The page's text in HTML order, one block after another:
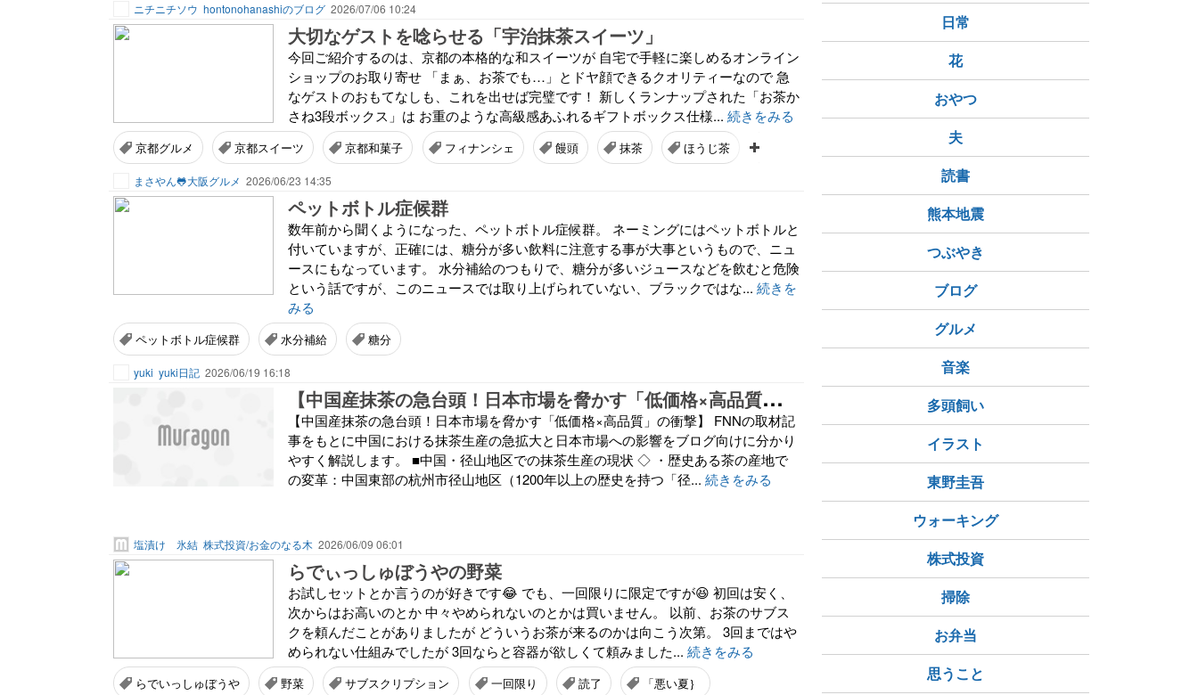
ニチニチソウ hontonohanashiのブログ 2026/07/06 10:24
大切なゲストを唸らせる「宇治抹茶スイーツ」
今回ご紹介するのは、京都の本格的な和スイーツが 自宅で手軽に楽しめるオンライン
ショップのお取り寄せ 「まぁ、お茶でも…」とドヤ顔できるクオリティーなので 急
なゲストのおもてなしも、これを出せば完璧です！ 新しくランナップされた「お茶か
さね3段ボックス」は お重のような高級感あふれるギフトボックス仕様... 続きをみる
京都グルメ 京都スイーツ 京都和菓子 フィナンシェ 饅頭 抹茶 ほうじ茶 オンラインショップ
まさやん🐸大阪グルメ 2026/06/23 14:35
ペットボトル症候群
数年前から聞くようになった、ペットボトル症候群。 ネーミングにはペットボトルと
付いていますが、正確には、糖分が多い飲料に注意する事が大事というもので、ニュ
ースにもなっています。 水分補給のつもりで、糖分が多いジュースなどを飲むと危険
という話ですが、このニュースでは取り上げられていない、ブラックではな... 続きを
みる
ペットボトル症候群 水分補給 糖分
yuki yuki日記 2026/06/19 16:18
【
中国産抹茶の急台頭！日本市場を脅かす「低価格×高品質」の衝撃】
【中国産抹茶の急台頭！日本市場を脅かす「低価格×高品質」の衝撃】 FNNの取材記
事をもとに中国における抹茶生産の急拡大と日本市場への影響をブログ向けに分かり
やすく解説します。 ■中国・径山地区での抹茶生産の現状 ◇ ・歴史ある茶の産地で
の変革：中国東部の杭州市径山地区（1200年以上の歴史を持つ「径... 続きをみる
塩漬け 氷結 株式投資/お金のなる木 2026/06/09 06:01
らでぃっしゅぼうやの野菜
お試しセットとか言うのが好きです😂 でも、一回限りに限定ですが😆 初回は安く、
次からはお高いのとか 中々やめられないのとかは買いません。 以前、お茶のサブス
クを頼んだことがありましたが どういうお茶が来るのかは向こう次第。 3回まではや
められない仕組みでしたが 3回ならと容器が欲しくて頼みました... 続きをみる
らでいっしゅぼうや 野菜 サブスクリプション 一回限り 読了 「悪い夏｝
日常
花
おやつ
夫
読書
熊本地震
つぶやき
ブログ
グルメ
音楽
多頭飼い
イラスト
東野圭吾
ウォーキング
株式投資
掃除
お弁当
思うこと